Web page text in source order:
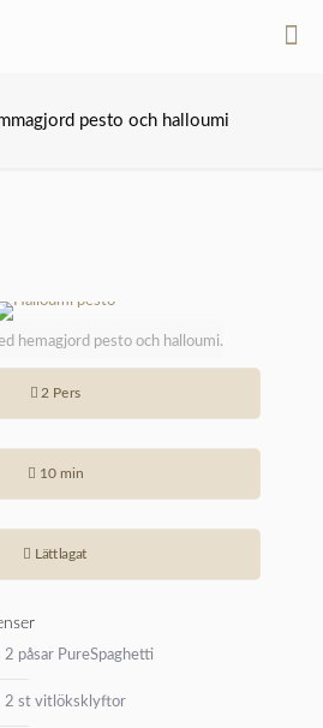
pesto och halloumi
hemagjord pesto och halloumi.
2 Pers
10 min
Lättlagat
2 påsar PureSpaghetti
2 st vitlöksklyftor